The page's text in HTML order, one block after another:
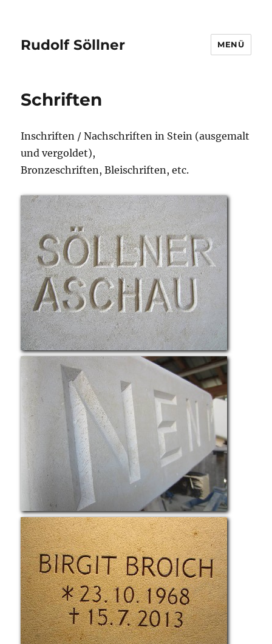
Rudolf Söllner MENÜ
Schriften
Inschriften / Nachschriften in Stein (ausgemalt
und vergoldet),
Bronzeschriften, Bleischriften, etc.